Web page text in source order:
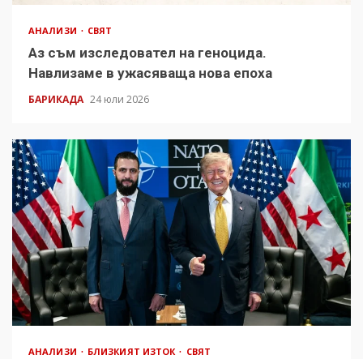
АНАЛИЗИ СВЯТ
Аз съм изследовател на геноцида.
Навлизаме в ужасяваща нова епоха
БАРИКАДА 24 юли 2026
АНАЛИЗИ БЛИЗКИЯТ ИЗТОК СВЯТ